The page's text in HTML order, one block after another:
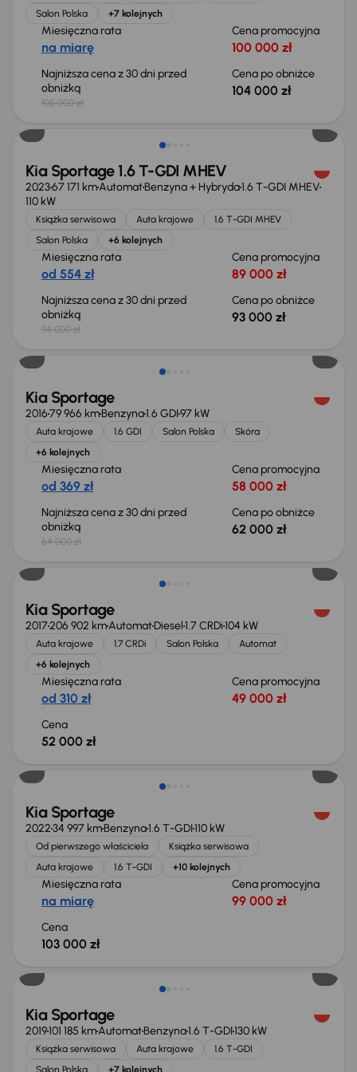
Salon Polska
+7 kolejnych
Miesięczna rata
na miarę
Cena promocyjna
100 000 zł
Najniższa cena z 30 dni przed
obniżką
105 000 zł
Cena po obniżce
104 000 zł
Taniej o 1 000 zł
Kia Sportage 1.6 T-GDI MHEV
202367 171 kmAutomatBenzyna + Hybryda1.6 T-GDI MHEV
110 kW
Książka serwisowa Auta krajowe
1.6 T-GDI MHEV
Salon Polska
+6 kolejnych
Miesięczna rata
od 554 zł
Cena promocyjna
89 000 zł
Najniższa cena z 30 dni przed
obniżką
94 000 zł
Cena po obniżce
93 000 zł
Taniej o 2 000 zł
Kia Sportage
201679 966 kmBenzyna1.6 GDI97 kW
Auta krajowe 1.6 GDI Salon Polska
Skóra
+6 kolejnych
Miesięczna rata
od 369 zł
Cena promocyjna
58 000 zł
Najniższa cena z 30 dni przed
obniżką
64 000 zł
Cena po obniżce
62 000 zł
Kia Sportage
2017206 902 kmAutomatDiesel1.7 CRDi104 kW
Auta krajowe 1.7 CRDi Salon Polska
Automat
+6 kolejnych
Miesięczna rata
od 310 zł
Cena promocyjna
49 000 zł
Cena
52 000 zł
Kia Sportage
202234 997 kmBenzyna1.6 T-GDI110 kW
Od pierwszego właściciela
Książka serwisowa
Auta krajowe
1.6 T-GDI +10 kolejnych
Miesięczna rata
na miarę
Cena promocyjna
99 000 zł
Cena
103 000 zł
Kia Sportage
2019101 185 kmAutomatBenzyna1.6 T-GDI130 kW
Książka serwisowa Auta krajowe
1.6 T-GDI
Salon Polska
+7 kolejnych